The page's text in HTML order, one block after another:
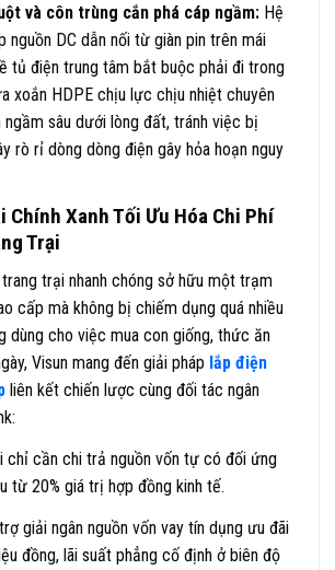
và côn trùng cắn phá cáp ngầm:Hệ
nguồn DC dẫn nối từ giàn pin trên mái
tủ điện trung tâm bắt buộc phải đi trong
xoắn HDPE chịu lực chịu nhiệt chuyên
ngầm sâu dưới lòng đất, tránh việc bị
rò rỉ dòng dòng điện gây hỏa hoạn nguy
Chính Xanh Tối Ưu Hóa Chi Phí
Trại
trại nhanh chóng sở hữu một trạm
cấp mà không bị chiếm dụng quá nhiều
dùng cho việc mua con giống, thức ăn
Visun mang đến giải pháp lắp điện
liên kết chiến lược cùng đối tác ngân
chỉ cần chi trả nguồn vốn tự có đối ứng
từ 20% giá trị hợp đồng kinh tế.
giải ngân nguồn vốn vay tín dụng ưu đãi
đồng, lãi suất phẳng cố định ở biên độ